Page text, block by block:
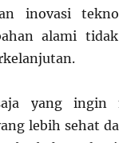
inovasi
alami
yang ingin
lebih sehat